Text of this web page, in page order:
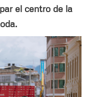
el centro de la